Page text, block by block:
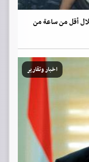
أقل من ساعة من
اخبار وتقارير